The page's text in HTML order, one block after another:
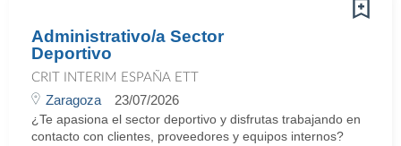
Administrativo/a Sector
Deportivo
CRIT INTERIM ESPAÑA ETT
Zaragoza 23/07/2026
¿Te apasiona el sector deportivo y disfrutas trabajando en
contacto con clientes, proveedores y equipos internos?